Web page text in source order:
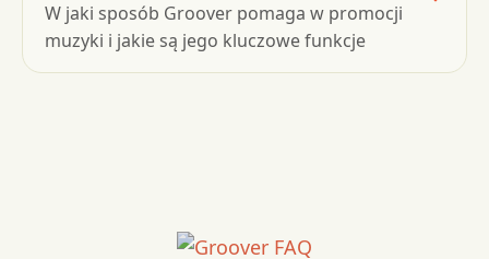
W jaki sposób Groover pomaga w promocji
muzyki i jakie są jego kluczowe funkcje